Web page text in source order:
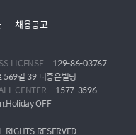
채용공고
LICENSE
129-86-03767
569길 39 더좋은빌딩
CENTER
1577-3596
OFF
RESERVED.